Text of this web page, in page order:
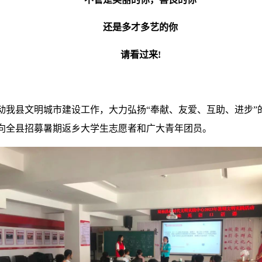
还是多才多艺的你
请看过来!
县文明城市建设工作，大力弘扬“奉献、友爱、互助、进步
县招募暑期返乡大学生志愿者和广大青年团员。